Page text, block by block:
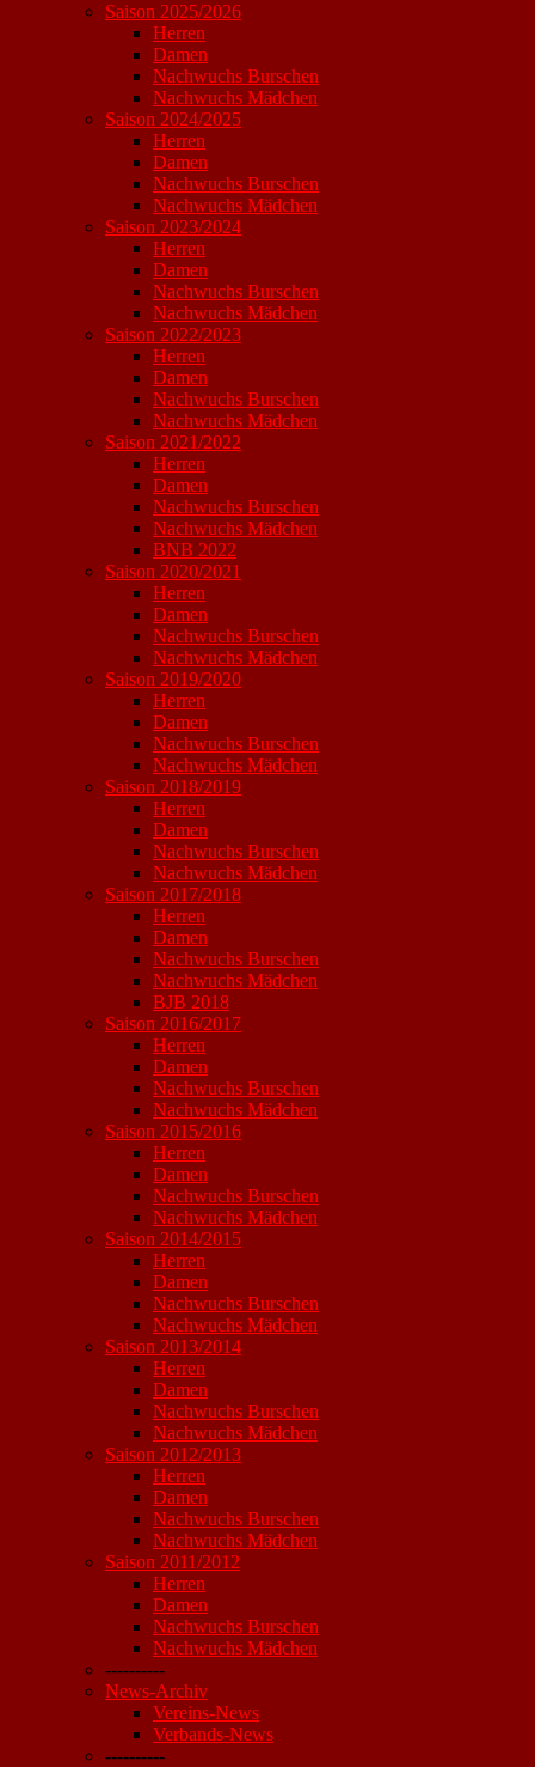
Saison 2025/2026
Herren
Damen
Nachwuchs Burschen
Nachwuchs Mädchen
Saison 2024/2025
Herren
Damen
Nachwuchs Burschen
Nachwuchs Mädchen
Saison 2023/2024
Herren
Damen
Nachwuchs Burschen
Nachwuchs Mädchen
Saison 2022/2023
Herren
Damen
Nachwuchs Burschen
Nachwuchs Mädchen
Saison 2021/2022
Herren
Damen
Nachwuchs Burschen
Nachwuchs Mädchen
BNB 2022
Saison 2020/2021
Herren
Damen
Nachwuchs Burschen
Nachwuchs Mädchen
Saison 2019/2020
Herren
Damen
Nachwuchs Burschen
Nachwuchs Mädchen
Saison 2018/2019
Herren
Damen
Nachwuchs Burschen
Nachwuchs Mädchen
Saison 2017/2018
Herren
Damen
Nachwuchs Burschen
Nachwuchs Mädchen
BJB 2018
Saison 2016/2017
Herren
Damen
Nachwuchs Burschen
Nachwuchs Mädchen
Saison 2015/2016
Herren
Damen
Nachwuchs Burschen
Nachwuchs Mädchen
Saison 2014/2015
Herren
Damen
Nachwuchs Burschen
Nachwuchs Mädchen
Saison 2013/2014
Herren
Damen
Nachwuchs Burschen
Nachwuchs Mädchen
Saison 2012/2013
Herren
Damen
Nachwuchs Burschen
Nachwuchs Mädchen
Saison 2011/2012
Herren
Damen
Nachwuchs Burschen
Nachwuchs Mädchen
----------
News-Archiv
Vereins-News
Verbands-News
----------